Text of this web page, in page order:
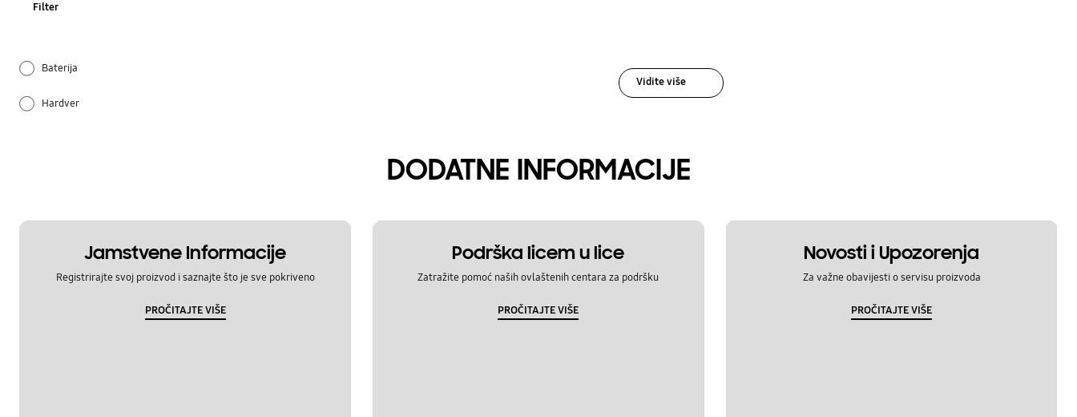
Filter
Baterija
Hardver
Vidite više
DODATNE INFORMACIJE
Jamstvene Informacije
Registrirajte svoj proizvod i saznajte što je sve pokriveno
PROČITAJTE VIŠE
Podrška licem u lice
Zatražite pomoć naših ovlaštenih centara za podršku
PROČITAJTE VIŠE
Novosti i Upozorenja
Za važne obavijesti o servisu proizvoda
PROČITAJTE VIŠE